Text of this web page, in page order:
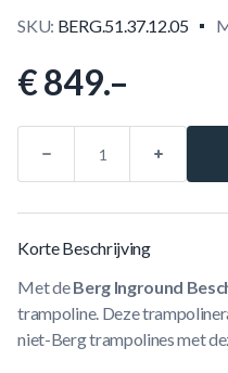
SKU: BERG.51.37.12.05
€ 849.–
Korte Beschrijving
Met deBerg Inground
trampoline. Deze
niet-Berg trampolines met